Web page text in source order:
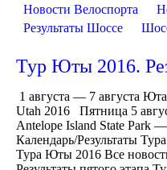
Новости Велоспорта
Результаты Шоссе
Тур Юты 2016.
1 августа — 7 августа
Utah 2016 Пятница 5
Antelope Island State Park
Календарь/Результаты
Тура Юты 2016 Все